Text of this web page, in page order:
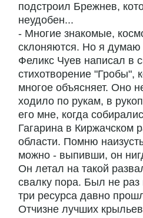
подстроил Брежнев,
неудобен...
- Многие знакомые,
склоняются. Но я думаю
Феликс Чуев написал в
стихотворение "Гробы",
многое объясняет. Оно
ходило по рукам, в
его мне, когда
Гагарина в Киржачском
области. Помню
можно - выпивши, он
Он летал на такой
свалку пора. Был не раз
три ресурса давно
Отчизне лучших